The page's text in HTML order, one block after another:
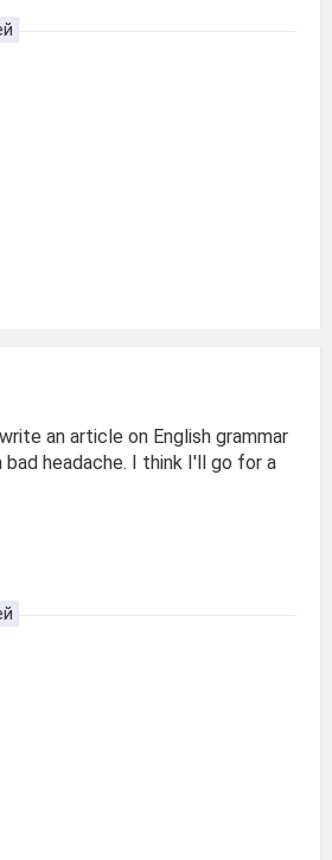
an article on English grammar
headache. I think I'll go for a